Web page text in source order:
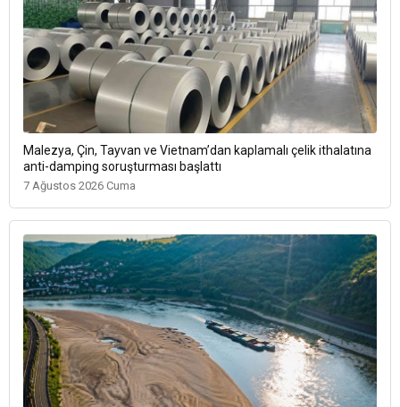
Malezya, Çin, Tayvan ve Vietnam’dan kaplamalı çelik ithalatına
anti-damping soruşturması başlattı
7 Ağustos 2026 Cuma